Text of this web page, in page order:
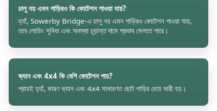
চালু নয় এমন গাড়িরও কি কোটেশন পাওয়া যায়?
হ্যাঁ, Sowerby Bridge-এ চালু নয় এমন গাড়িরও কোটেশন পাওয়া যায়,
তবে লোডিং সুবিধা এবং অবস্থা চূড়ান্ত দামে প্রভাব ফেলতে পারে।
ভ্যান এবং 4x4 কি বেশি কোটেশন পায়?
প্রায়ই হ্যাঁ, কারণ ভ্যান এবং 4x4 সাধারণত ছোট গাড়ির চেয়ে ভারী হয়।